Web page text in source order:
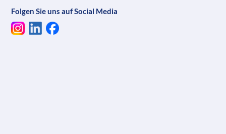
Folgen Sie uns auf Social Media